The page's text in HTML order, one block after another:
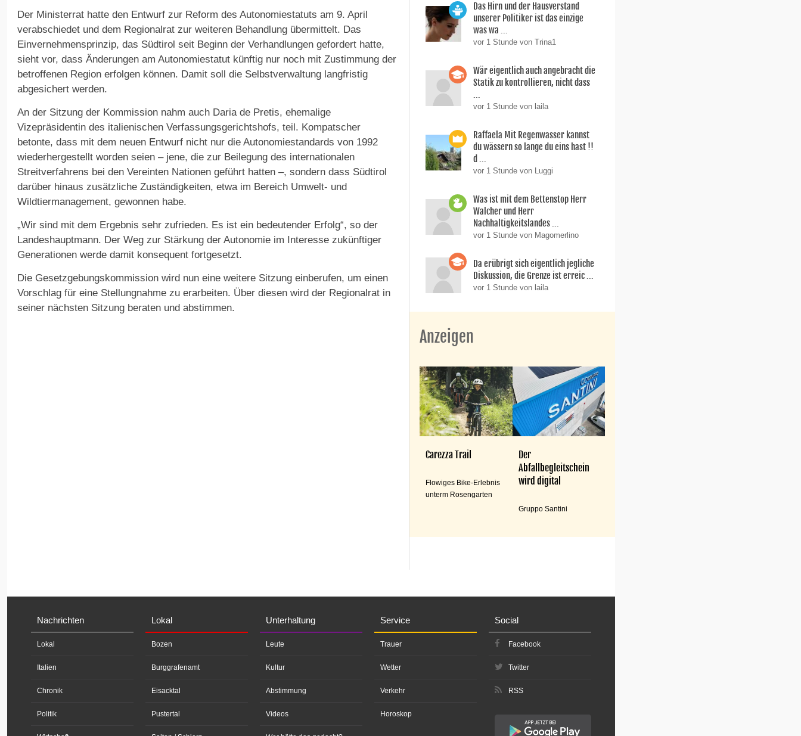
Der Ministerrat hatte den Entwurf zur Reform des Autonomiestatuts am 9. April
verabschiedet und dem Regionalrat zur weiteren Behandlung übermittelt. Das
Einvernehmensprinzip, das Südtirol seit Beginn der Verhandlungen gefordert hatte,
sieht vor, dass Änderungen am Autonomiestatut künftig nur noch mit Zustimmung der
betroffenen Region erfolgen können. Damit soll die Selbstverwaltung langfristig
abgesichert werden.
An der Sitzung der Kommission nahm auch Daria de Pretis, ehemalige
Vizepräsidentin des italienischen Verfassungsgerichtshofs, teil. Kompatscher
betonte, dass mit dem neuen Entwurf nicht nur die Autonomiestandards von 1992
wiederhergestellt worden seien – jene, die zur Beilegung des internationalen
Streitverfahrens bei den Vereinten Nationen geführt hatten –, sondern dass Südtirol
darüber hinaus zusätzliche Zuständigkeiten, etwa im Bereich Umwelt- und
Wildtiermanagement, gewonnen habe.
„Wir sind mit dem Ergebnis sehr zufrieden. Es ist ein bedeutender Erfolg“, so der
Landeshauptmann. Der Weg zur Stärkung der Autonomie im Interesse zukünftiger
Generationen werde damit konsequent fortgesetzt.
Die Gesetzgebungskommission wird nun eine weitere Sitzung einberufen, um einen
Vorschlag für eine Stellungnahme zu erarbeiten. Über diesen wird der Regionalrat in
seiner nächsten Sitzung beraten und abstimmen.
Das Hirn und der Hausverstand
unserer Politiker ist das einzige
was wa ...
vor 1 Stunde von Trina1
Wär eigentlich auch angebracht die
Statik zu kontrollieren, nicht dass
...
vor 1 Stunde von laila
Raffaela Mit Regenwasser kannst
du wässern so lange du eins hast !!
d ...
vor 1 Stunde von Luggi
Was ist mit dem Bettenstop Herr
Walcher und Herr
Nachhaltigkeitslandes ...
vor 1 Stunde von Magomerlino
Da erübrigt sich eigentlich jegliche
Diskussion, die Grenze ist erreic ...
vor 1 Stunde von laila
Anzeigen
Carezza Trail
Flowiges Bike-Erlebnis
unterm Rosengarten
Der
Abfallbegleitschein
wird digital
Gruppo Santini
Nachrichten
Lokal
Italien
Chronik
Politik
Lokal
Bozen
Burggrafenamt
Eisacktal
Pustertal
Unterhaltung
Leute
Kultur
Abstimmung
Videos
Service
Trauer
Wetter
Verkehr
Horoskop
Social
Facebook
Twitter
RSS